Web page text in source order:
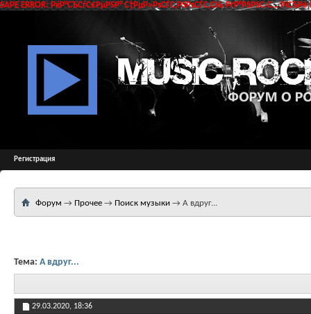
SAPE ERROR: РќР°СЂСѓС€РµРЅР° С†РµР»РѕСЃС‚РЅРѕСЃС‚СЊ РґР°РЅРЅС‹С…
Регистрация
Форум → Прочее → Поиск музыки → А вдруг...
Тема: А вдруг...
29.03.2020, 18:36